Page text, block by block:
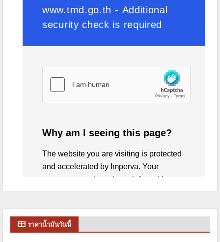
ราคาน้ำมันวันนี้